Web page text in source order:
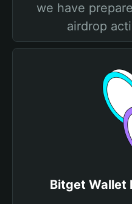
we have
airdrop
Bitget Wallet